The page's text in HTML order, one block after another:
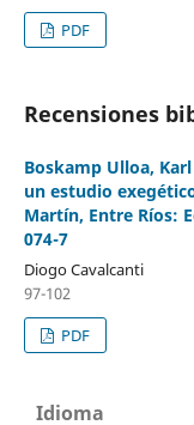
PDF
Recensiones
Boskamp Ulloa,
un estudio
Martín, Entre Ríos:
074-7
Diogo Cavalcanti
97-102
PDF
Idioma